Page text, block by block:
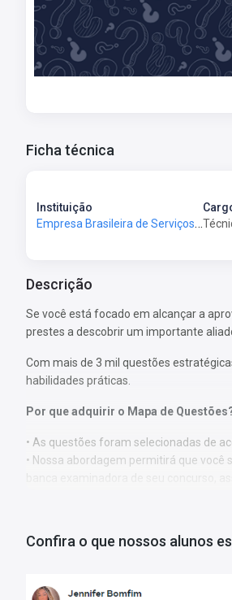
Ficha técnica
Instituição
Empresa Brasileira de Serviços Hospitalares - EBSERH
Descrição
Se você está focado em alcançar a
prestes a descobrir um importante
Com mais de 3 mil questões
habilidades práticas.
Por que adquirir o Mapa de
• As questões foram selecionadas de
• Nossa abordagem permitirá que
nas provas, direcionando seu foco de
permitindo um redirecionamento
quantidade.
Confira o que nossos alunos